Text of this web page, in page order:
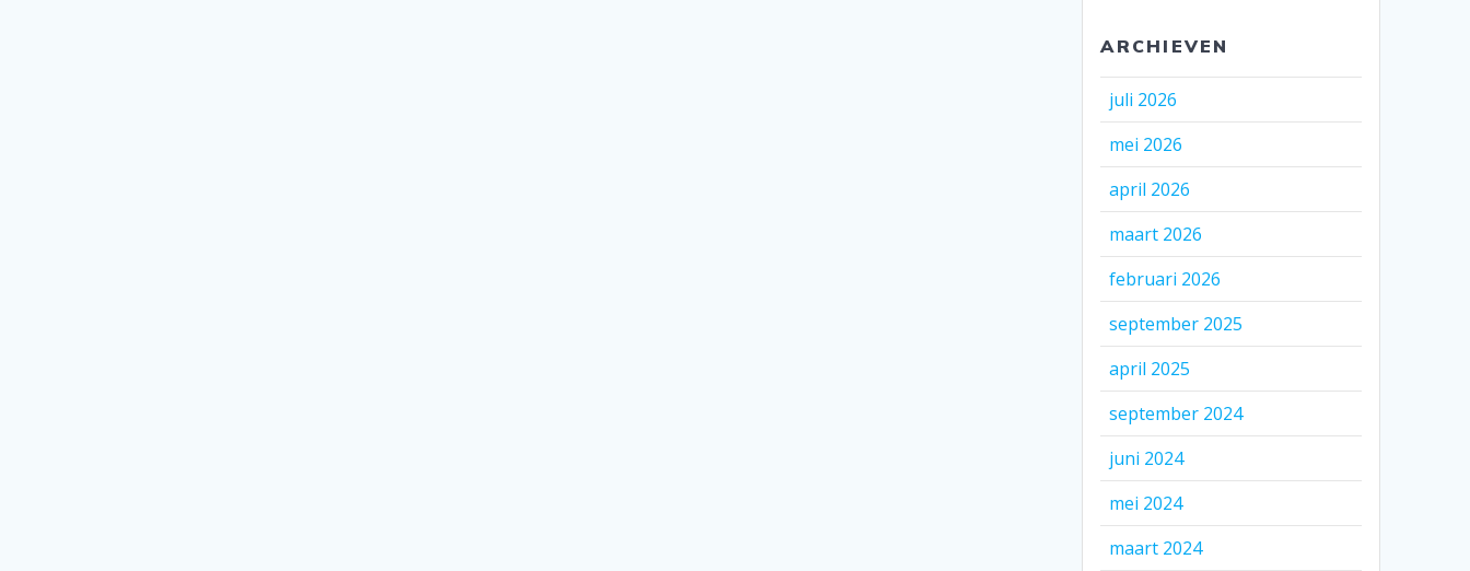
ARCHIEVEN
juli 2026
mei 2026
april 2026
maart 2026
februari 2026
september 2025
april 2025
september 2024
juni 2024
mei 2024
maart 2024